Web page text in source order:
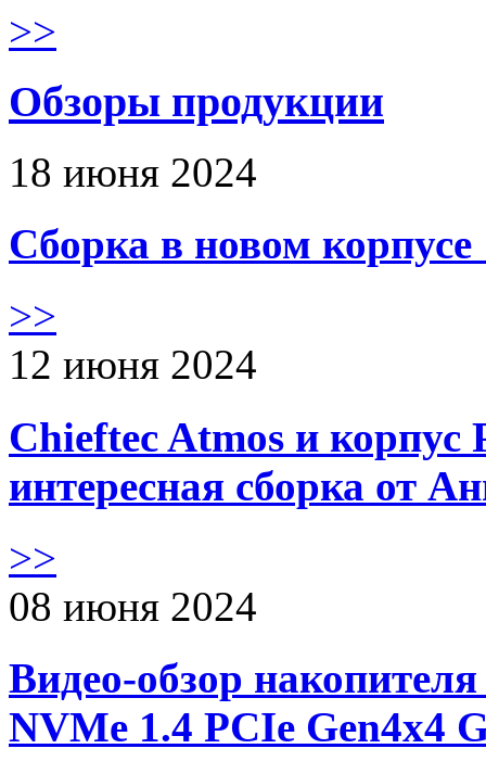
>>
Обзоры продукции
18 июня 2024
Сборка в новом
>>
12 июня 2024
Chieftec Atmos и корпус
интересная сборка от
>>
08 июня 2024
Видео-обзор
NVMe 1.4 PCIe Gen4х4